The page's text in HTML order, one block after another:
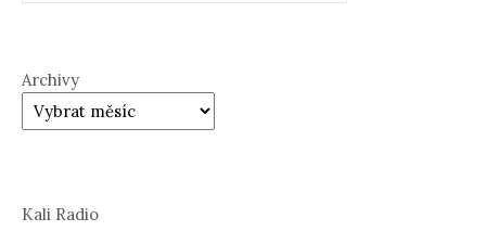
Archivy
Kali Radio